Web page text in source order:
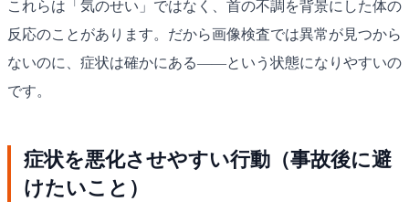
これらは「気のせい」ではなく、首の不調を背景にした体の
反応のことがあります。だから画像検査では異常が見つから
ないのに、症状は確かにある——という状態になりやすいの
です。
症状を悪化させやすい行動（事故後に避
けたいこと）